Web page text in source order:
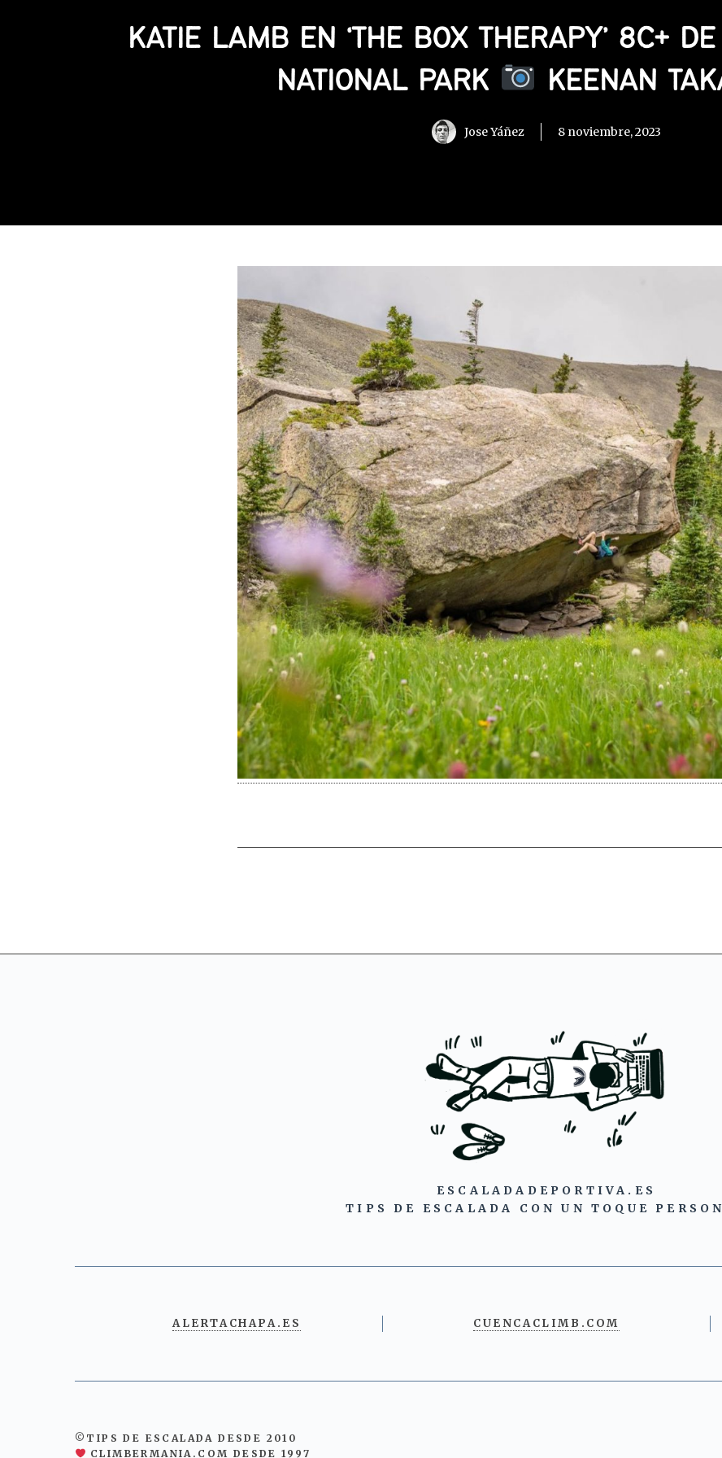
KATIE LAMB EN ‘THE BOX THERAPY’ 8C+
NATIONAL PARK
KEENAN
Jose Yáñez 8 noviembre, 2023
ESCALADADEPORTIVA.ES
TIPS DE ESCALADA CON UN TOQUE
ALERTACHAPA.ES CUENCACLIMB.COM
©TIPS DE ESCALADA DESDE 2010
CLIMBERMANIA.COM DESDE 1997